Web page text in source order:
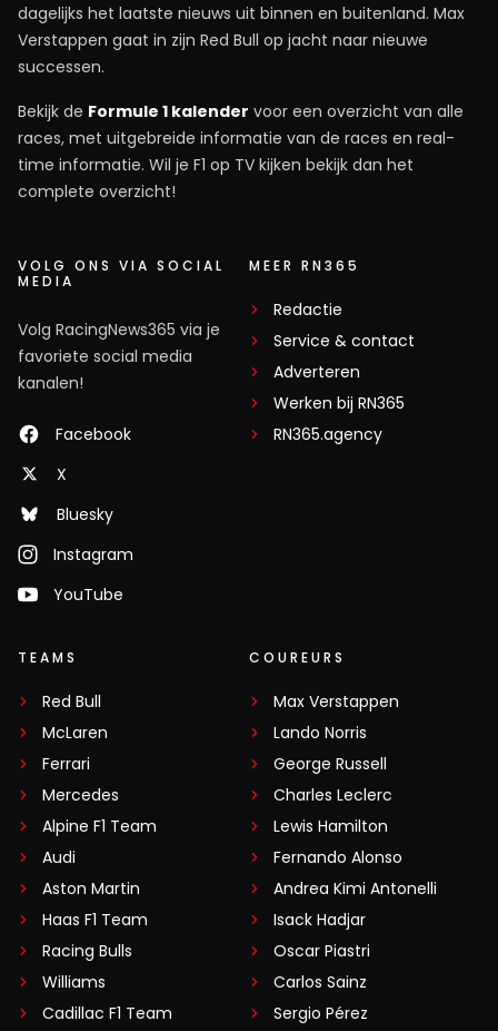
dagelijks het laatste nieuws uit binnen en buitenland. Max
Verstappen gaat in zijn Red Bull op jacht naar nieuwe
successen.
Bekijk de Formule 1 kalender voor een overzicht van alle
races, met uitgebreide informatie van de races en real-
time informatie. Wil je F1 op TV kijken bekijk dan het
complete overzicht!
VOLG ONS VIA SOCIAL
MEDIA
Volg RacingNews365 via je
favoriete social media
kanalen!
Facebook
X
Bluesky
Instagram
YouTube
MEER RN365
Redactie
Service & contact
Adverteren
Werken bij RN365
RN365.agency
TEAMS
Red Bull
McLaren
Ferrari
Mercedes
Alpine F1 Team
Audi
Aston Martin
Haas F1 Team
Racing Bulls
Williams
Cadillac F1 Team
COUREURS
Max Verstappen
Lando Norris
George Russell
Charles Leclerc
Lewis Hamilton
Fernando Alonso
Andrea Kimi Antonelli
Isack Hadjar
Oscar Piastri
Carlos Sainz
Sergio Pérez